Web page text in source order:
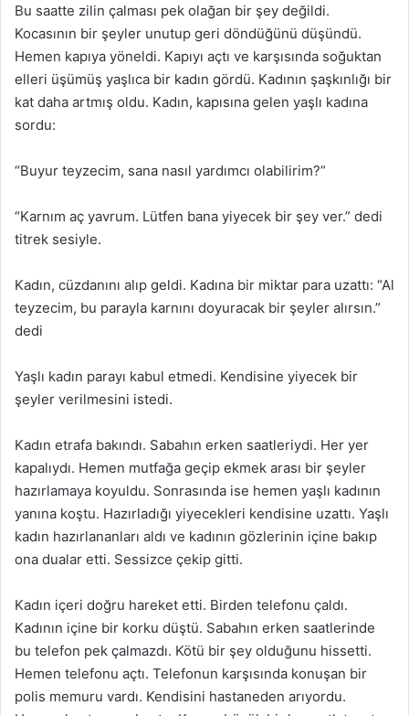
Bu saatte zilin çalması pek olağan bir şey değildi.
Kocasının bir şeyler unutup geri döndüğünü düşündü.
Hemen kapıya yöneldi. Kapıyı açtı ve karşısında soğuktan
elleri üşümüş yaşlıca bir kadın gördü. Kadının şaşkınlığı bir
kat daha artmış oldu. Kadın, kapısına gelen yaşlı kadına
sordu:
“Buyur teyzecim, sana nasıl yardımcı olabilirim?”
“Karnım aç yavrum. Lütfen bana yiyecek bir şey ver.” dedi
titrek sesiyle.
Kadın, cüzdanını alıp geldi. Kadına bir miktar para uzattı: “Al
teyzecim, bu parayla karnını doyuracak bir şeyler alırsın.”
dedi
Yaşlı kadın parayı kabul etmedi. Kendisine yiyecek bir
şeyler verilmesini istedi.
Kadın etrafa bakındı. Sabahın erken saatleriydi. Her yer
kapalıydı. Hemen mutfağa geçip ekmek arası bir şeyler
hazırlamaya koyuldu. Sonrasında ise hemen yaşlı kadının
yanına koştu. Hazırladığı yiyecekleri kendisine uzattı. Yaşlı
kadın hazırlananları aldı ve kadının gözlerinin içine bakıp
ona dualar etti. Sessizce çekip gitti.
Kadın içeri doğru hareket etti. Birden telefonu çaldı.
Kadının içine bir korku düştü. Sabahın erken saatlerinde
bu telefon pek çalmazdı. Kötü bir şey olduğunu hissetti.
Hemen telefonu açtı. Telefonun karşısında konuşan bir
polis memuru vardı. Kendisini hastaneden arıyordu.